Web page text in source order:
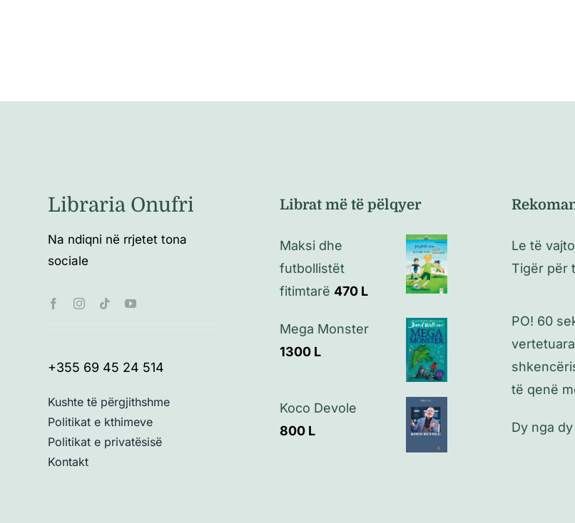
Libraria Onufri
Na ndiqni në rrjetet tona
sociale
+355 69 45 24 514
Kushte të përgjithshme
Politikat e kthimeve
Politikat e privatësisë
Kontakt
Librat më të pëlqyer
Maksi dhe
futbollistët
fitimtarë 470 L
Mega Monster
1300 L
Koco Devole
800 L
Le të
Tigër për
PO! 60
vertetuara
të qenë
Dy nga dy